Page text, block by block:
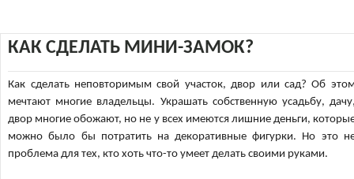
КАК СДЕЛАТЬ МИНИ-ЗАМОК?
Как сделать неповторимым свой участок, двор или сад? Об
мечтают многие владельцы. Украшать собственную усадьбу,
двор многие обожают, но не у всех имеются лишние деньги,
можно было бы потратить на декоративные фигурки. Но это
проблема для тех, кто хоть что-то умеет делать своими руками.